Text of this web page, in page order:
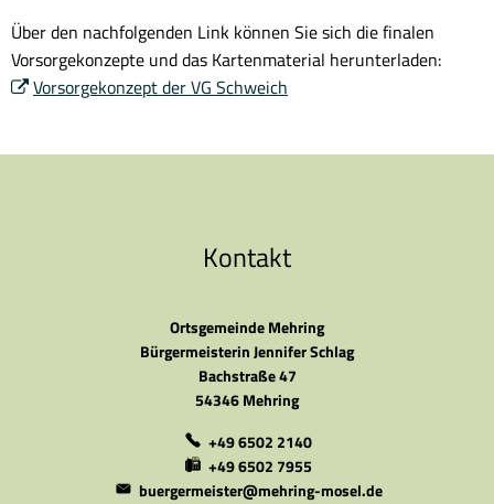
Über den nachfolgenden Link können Sie sich die finalen
Vorsorgekonzepte und das Kartenmaterial herunterladen:
Vorsorgekonzept der VG Schweich
Kontakt
Ortsgemeinde Mehring
Bürgermeisterin Jennifer Schlag
Bachstraße 47
54346 Mehring
+49 6502 2140
+49 6502 7955
buergermeister@mehring-mosel.de